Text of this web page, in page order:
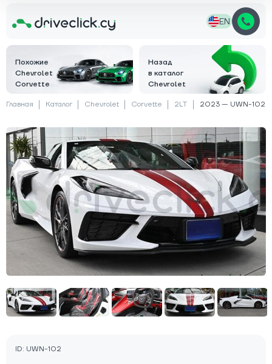
EN
Похожие
Chevrolet
Corvette
Назад
в каталог
Chevrolet
Главная Каталог Chevrolet Corvette 2LT 2023 — UWN-102
ID: UWN-102